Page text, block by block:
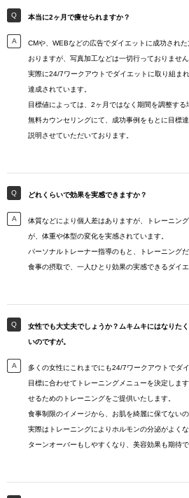
本当に2ヶ月で痩せられますか？
CMや、WEBなどの広告でダイエットに成功され
おりますが、写真加工などは一切行っておりません
実際に24/7ワークアウトでダイエットに取り組ま
達成されています。
目標値によっては、2ヶ月ではなく期間を調整する
無料カウンセリングにて、成功事例をもとに目標
説明させていただいております。
どれくらいで効果を実感できますか？
体質などにより個人差はありますが、トレーニン
が、体重や体型の変化を実感されています。
パーソナルトレーナー指導のもと、トレーニング
食事の摂取で、一人ひとり効果の実感できるダイエ
女性でも大丈夫でしょうか？ムキムキにはなりた
いのですが。
多くの女性にこれまでにも24/7ワークアウトでダ
目標に合わせてトレーニングメニューを決定しま
せるためのトレーニングをご提供いたします。
食事制限のイメージから、お肌を綺麗に保てない
実際はトレーニングによりホルモンの分泌がよく
ターンオーバーもしやすくなり、美容効果も期待で